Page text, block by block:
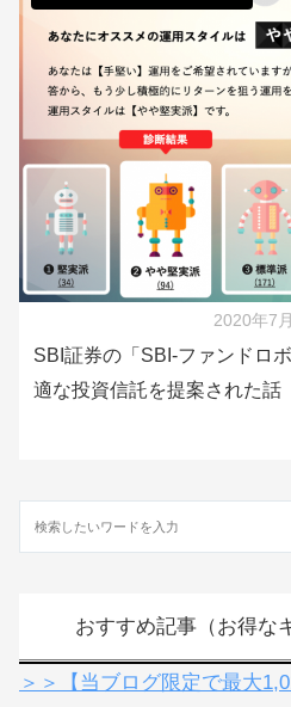
2020年7
SBI証券の「SBI-ファンドロ
適な投資信託を提案された話
おすすめ記事（お得な
＞＞【当ブログ限定で最大